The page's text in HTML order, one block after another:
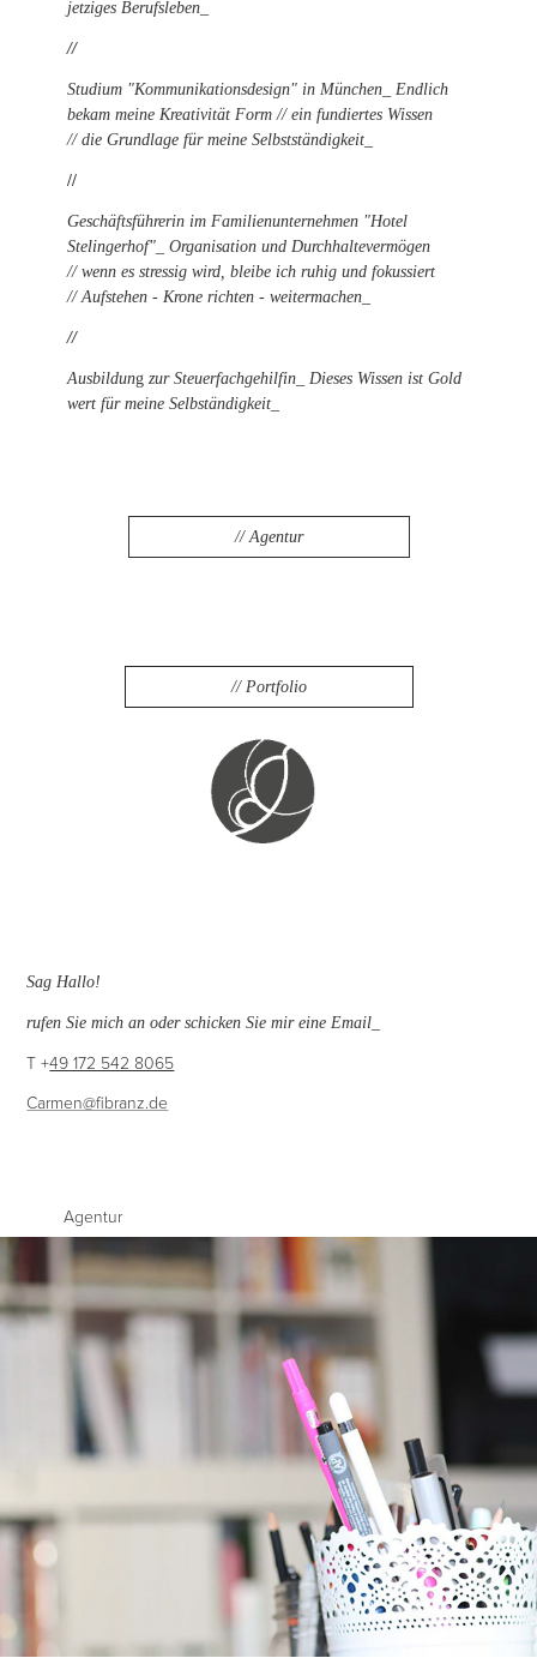
jetziges Berufsleben_
//
Studium "Kommunikationsdesign" in München_ Endlich
bekam meine Kreativität Form // ein fundiertes Wissen
// die Grundlage für meine Selbstständigkeit_
//
Geschäftsführerin im Familienunternehmen "Hotel
Stelingerhof"_ Organisation und Durchhaltevermögen
// wenn es stressig wird, bleibe ich ruhig und fokussiert
// Aufstehen - Krone richten - weitermachen_
//
Ausbildung zur Steuerfachgehilfin_ Dieses Wissen ist Gold
wert für meine Selbständigkeit_
// Agentur
// Portfolio
Sag Hallo!
rufen Sie mich an oder schicken Sie mir eine Email_
T +49 172 542 8065
Carmen@fibranz.de
Agentur
# best Workplace